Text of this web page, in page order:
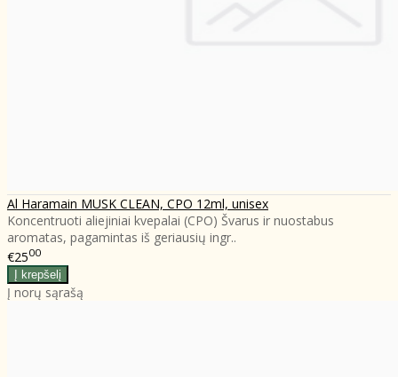
Al Haramain MUSK CLEAN, CPO 12ml, unisex
Koncentruoti aliejiniai kvepalai (CPO) Švarus ir nuostabus
aromatas, pagamintas iš geriausių ingr..
€2500
Į norų sąrašą